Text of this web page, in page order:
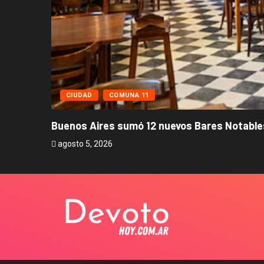
CIUDAD COMUNA 11
Buenos Aires sumó 12 nuevos Bares
agosto 5, 2026